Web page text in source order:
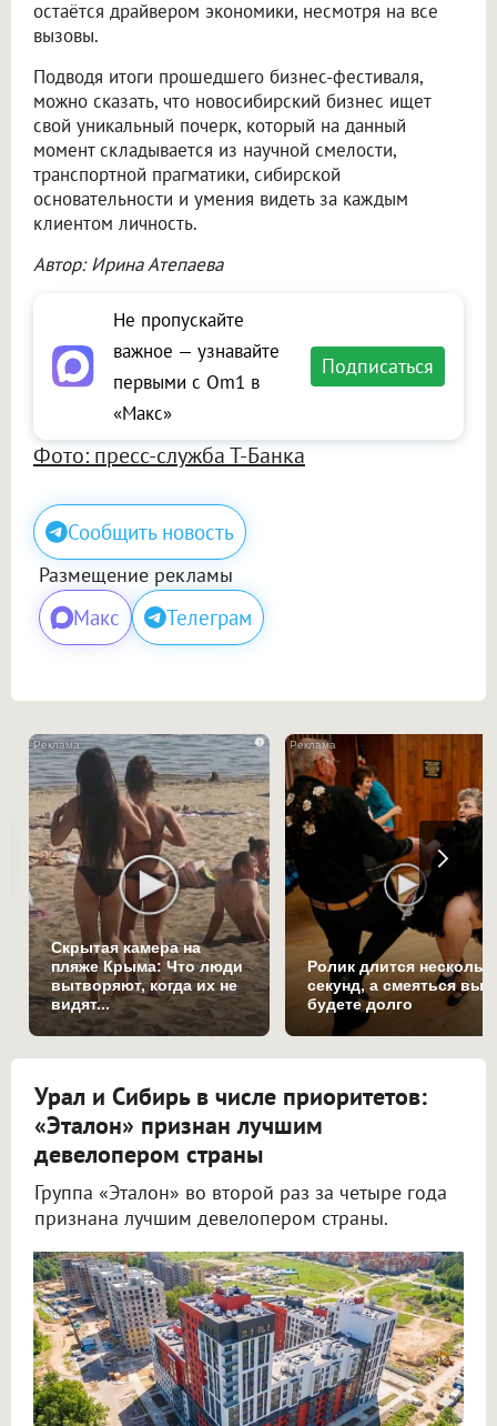
остаётся драйвером экономики, несмотря на все
вызовы.
Подводя итоги прошедшего бизнес-фестиваля,
можно сказать, что новосибирский бизнес ищет
свой уникальный почерк, который на данный
момент складывается из научной смелости,
транспортной прагматики, сибирской
основательности и умения видеть за каждым
клиентом личность.
Автор: Ирина Атепаева
Не пропускайте
важное — узнавайте
первыми с Om1 в
«Макс»
Подписаться
Фото: пресс-служба Т-Банка
Сообщить новость
Размещение рекламы
Макс Телеграм
i
Скрытая камера на
пляже Крыма: Что люди
вытворяют, когда их не
видят...
Ролик длится
секунд, а смеяться вы
будете долго
Урал и Сибирь в числе приоритетов:
«Эталон» признан лучшим
девелопером страны
Группа «Эталон» во второй раз за четыре года
признана лучшим девелопером страны.